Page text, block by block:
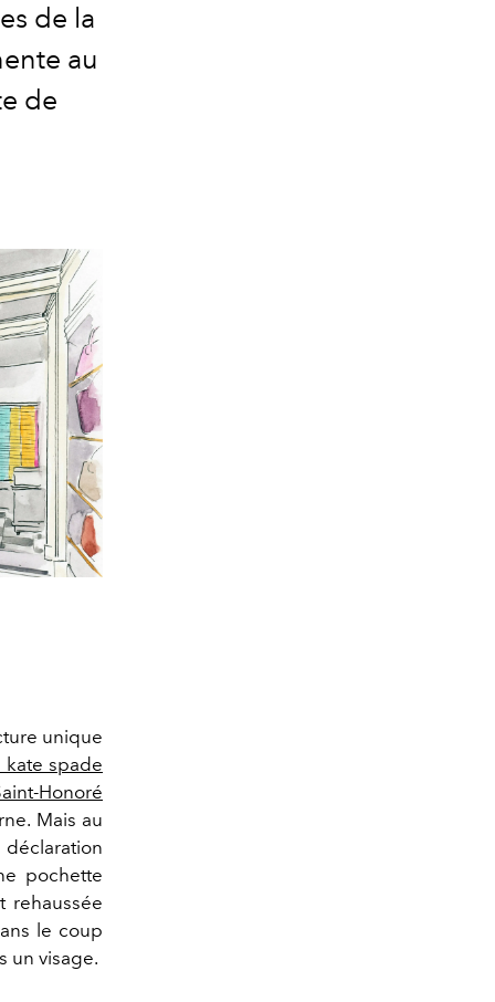
de la
au
de
unique
kate spade
Honoré
Mais au
pochette
rehaussée
le coup
un visage.